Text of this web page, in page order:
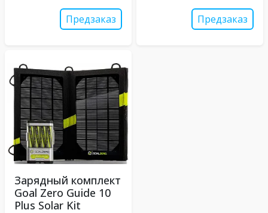
Предзаказ Предзаказ
Зарядный комплект
Goal Zero Guide 10
Plus Solar Kit